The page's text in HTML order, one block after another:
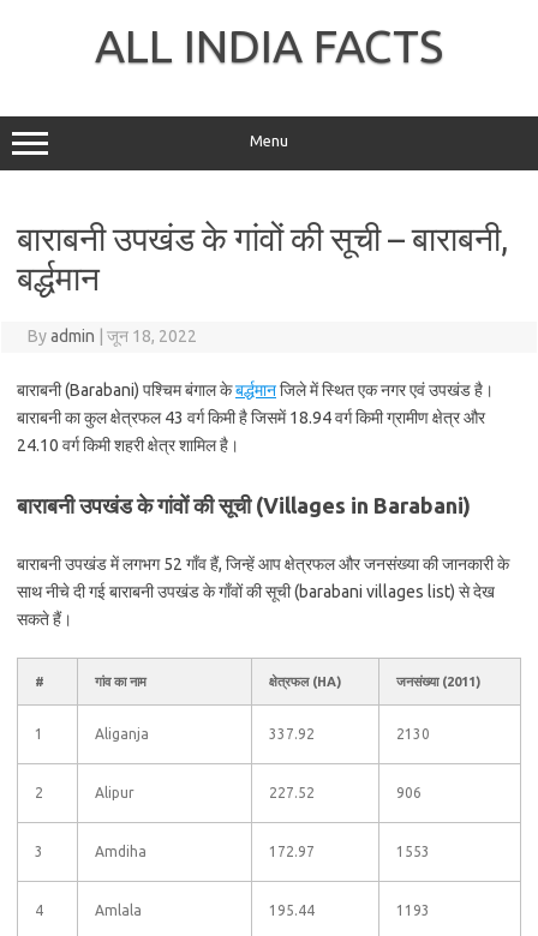
ALL INDIA FACTS
Menu
बाराबनी उपखंड के गांवों की सूची – बाराबनी,
बर्द्धमान
Byadmin जून 18, 2022
बाराबनी (Barabani) पश्चिम बंगाल केबर्द्धमानजिले में स्थित एक नगर एवं उपखंड है।
बाराबनी का कुल क्षेत्रफल 43 वर्ग किमी है जिसमें 18.94 वर्ग किमी ग्रामीण क्षेत्र और
24.10 वर्ग किमी शहरी क्षेत्र शामिल है।
बाराबनी उपखंड के गांवों की सूची (Villages in Barabani)
बाराबनी उपखंड में लगभग 52 गाँव हैं, जिन्हें आप क्षेत्रफल और जनसंख्या की जानकारी के
साथ नीचे दी गई बाराबनी उपखंड के गाँवों की सूची (barabani villages list) से देख
सकते हैं।
# गांव का नाम क्षेत्रफल (HA) जनसंख्या (2011)
1 Aliganja 337.92 2130
2 Alipur 227.52 906
3 Amdiha 172.97 1553
4 Amlala 195.44 1193